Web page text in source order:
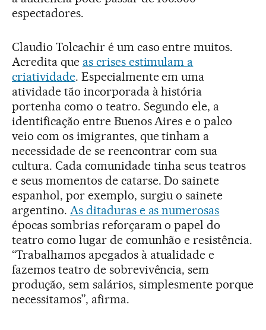
espectadores.
Claudio Tolcachir é um caso entre muitos.
Acredita que as crises estimulam a
criatividade. Especialmente em uma
atividade tão incorporada à história
portenha como o teatro. Segundo ele, a
identificação entre Buenos Aires e o palco
veio com os imigrantes, que tinham a
necessidade de se reencontrar com sua
cultura. Cada comunidade tinha seus teatros
e seus momentos de catarse. Do sainete
espanhol, por exemplo, surgiu o sainete
argentino. As ditaduras e as numerosas
épocas sombrias reforçaram o papel do
teatro como lugar de comunhão e resistência.
“Trabalhamos apegados à atualidade e
fazemos teatro de sobrevivência, sem
produção, sem salários, simplesmente porque
necessitamos”, afirma.